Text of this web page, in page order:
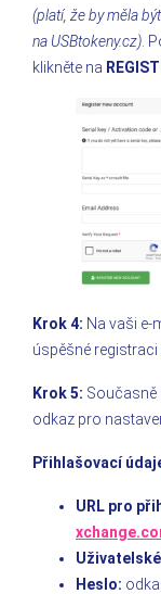
(platí, že by měla
na USBtokeny.cz) .
klikněte na
Krok 4: Na vaši e-
úspěšné registraci
Krok 5: Současně
odkaz pro
Přihlašovací
URL pro
Heslo: